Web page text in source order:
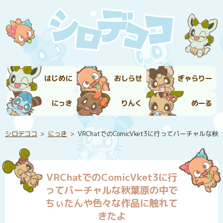
はじめに おしらせ ぎゃらりー
にっき りんく めーる
シロデココ にっき VRChatでのComicVket3に行ってバーチャルな
VRChatでのComicVket3に行
ってバーチャルな秋葉原の中で
ちぃたんや色々な作品に触れて
きたよ